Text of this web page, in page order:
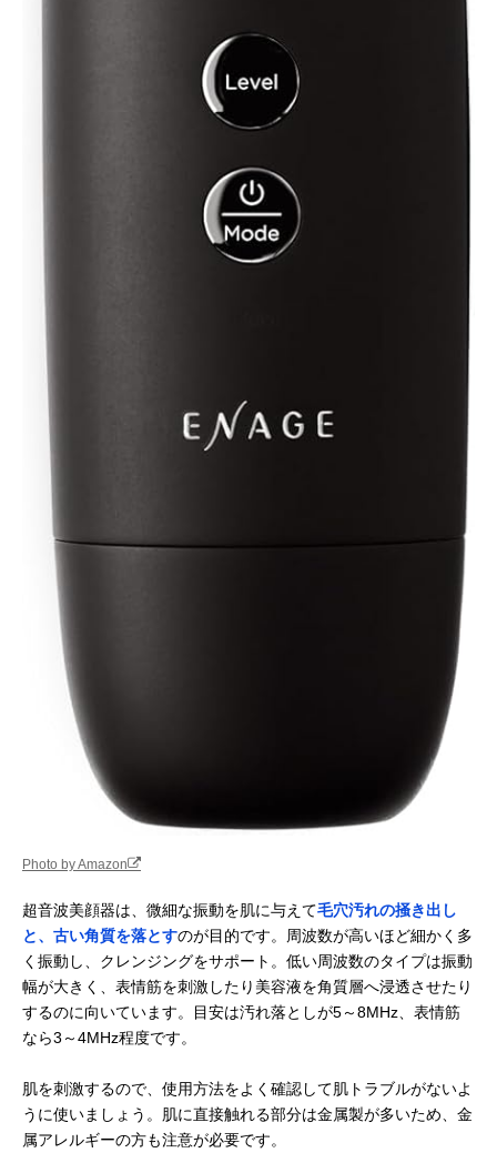
Photo by Amazon
超音波美顔器は、微細な振動を肌に与えて毛穴汚れの掻き出し
と、古い角質を落とすのが目的です。周波数が高いほど細かく多
く振動し、クレンジングをサポート。低い周波数のタイプは振動
幅が大きく、表情筋を刺激したり美容液を角質層へ浸透させたり
するのに向いています。目安は汚れ落としが5～8MHz、表情筋
なら3～4MHz程度です。
肌を刺激するので、使用方法をよく確認して肌トラブルがないよ
うに使いましょう。肌に直接触れる部分は金属製が多いため、金
属アレルギーの方も注意が必要です。